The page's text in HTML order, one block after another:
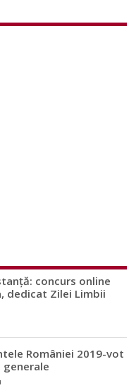
concurs online
dedicat Zilei Limbii
României 2019-vot